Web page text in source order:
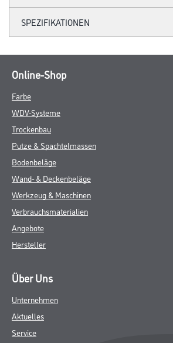
SPEZIFIKATIONEN
Online-Shop
Farbe
WDV-Systeme
Trockenbau
Putze & Spachtelmassen
Bodenbeläge
Wand- & Deckenbeläge
Werkzeug & Maschinen
Verbrauchsmaterialien
Angebote
Hersteller
Über Uns
Unternehmen
Aktuelles
Service